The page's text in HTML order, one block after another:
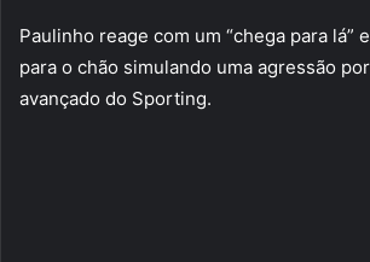
Paulinho reage com um “chega para lá”
para o chão simulando uma agressão
avançado do Sporting.